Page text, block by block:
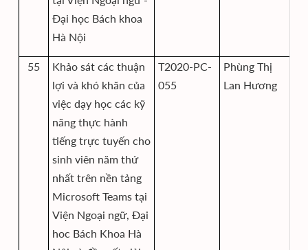
Đại học Bách khoa
Hà Nội
55
Khảo sát các thuận
lợi và khó khăn của
việc dạy học các kỹ
năng thực hành
tiếng trực tuyến cho
sinh viên năm thứ
nhất trên nền tảng
Microsoft Teams tại
Viện Ngoại ngữ, Đại
hoc Bách Khoa Hà
T2020-PC-
055
Phùng Thị
Lan Hương